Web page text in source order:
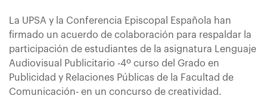
La UPSA y la Conferencia Episcopal Española han
firmado un acuerdo de colaboración para respaldar la
participación de estudiantes de la asignatura Lenguaje
Audiovisual Publicitario -4º curso del Grado en
Publicidad y Relaciones Públicas de la Facultad de
Comunicación- en un concurso de creatividad.